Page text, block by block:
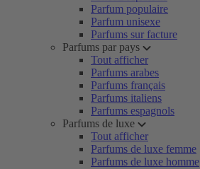
Parfum populaire
Parfum unisexe
Parfums sur facture
Parfums par pays
Tout afficher
Parfums arabes
Parfums français
Parfums italiens
Parfums espagnols
Parfums de luxe
Tout afficher
Parfums de luxe femme
Parfums de luxe homme